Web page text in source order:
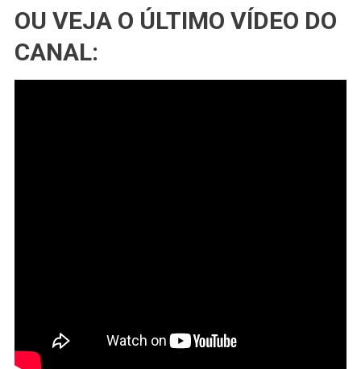
OU VEJA O ÚLTIMO VÍDEO DO
CANAL: